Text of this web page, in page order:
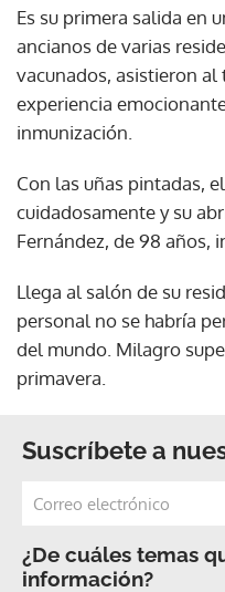
Es su primera salida en
ancianos de varias
vacunados, asistieron
experiencia
inmunización.
Con las uñas pintadas,
cuidadosamente y su
Fernández, de 98 años,
Llega al salón de su
personal no se habría
del mundo. Milagro
primavera.
Suscríbete a
¿De cuáles temas
información?